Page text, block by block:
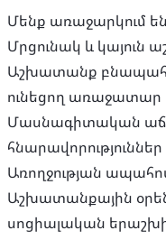
Մենք առաջարկում
Մրցունակ և
Աշխատանք
ունեցող առաջատար
Մասնագիտական
հնարավորություններ
Առողջության
Աշխատանքային
սոցիալական